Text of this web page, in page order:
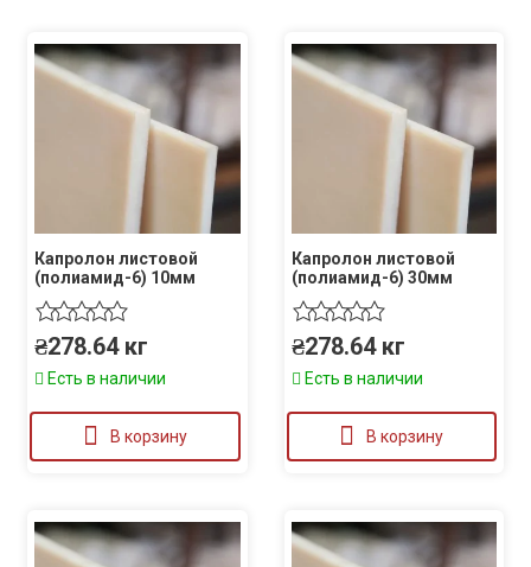
Капролон листовой
(полиамид-6) 10мм
₴278.64 кг
Есть в наличии
В корзину
Капролон листовой
(полиамид-6) 30мм
₴278.64 кг
Есть в наличии
В корзину